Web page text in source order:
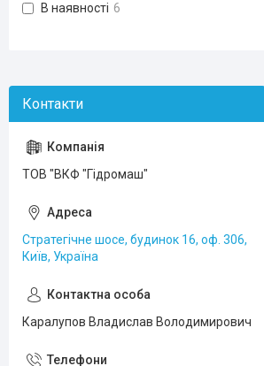
В наявності 6
ТОВ "ВКФ "Гідромаш"
Стратегічне шосе, будинок 16, оф. 306,
Київ, Україна
Каралупов Владислав Володимирович